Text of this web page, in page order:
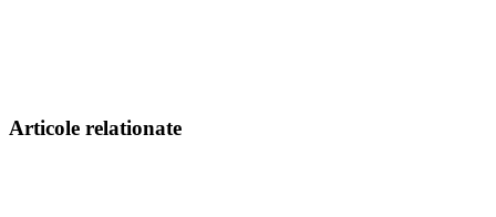
Articole relationate